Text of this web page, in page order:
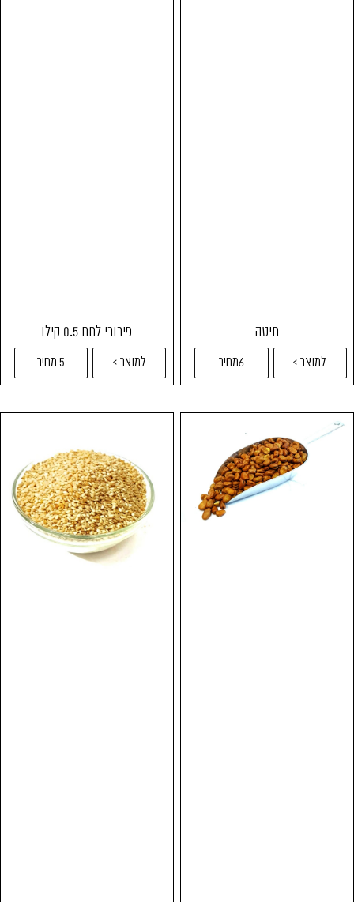
חיטה
למוצר > 6מחיר
פירורי לחם 0.5 קילו
למוצר > 5 מחיר